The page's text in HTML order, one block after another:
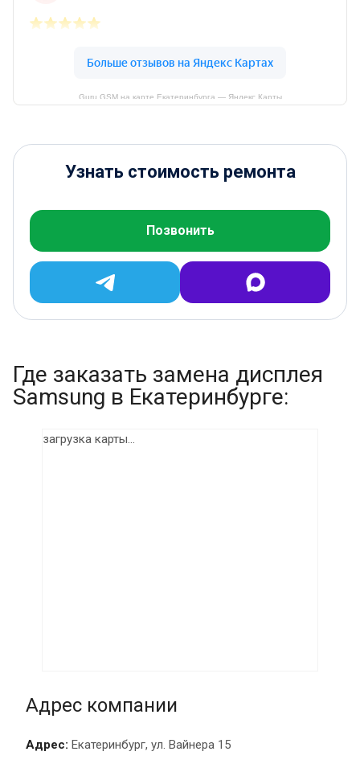
Guru GSM на карте Екатеринбурга — Яндекс Карты
Узнать стоимость ремонта
Позвонить
Где заказать замена дисплея
Samsung в Екатеринбурге:
загрузка карты...
Адрес компании
Адрес: Екатеринбург, ул. Вайнера 15